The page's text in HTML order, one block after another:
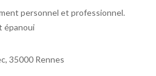
personnel et professionnel.
épanoui
35000 Rennes